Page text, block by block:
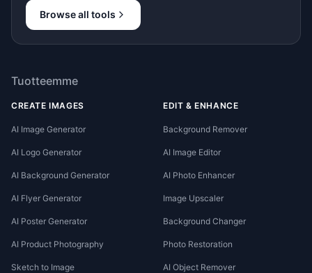
Browse all tools
Tuotteemme
CREATE IMAGES
AI Image Generator
AI Logo Generator
AI Background Generator
AI Flyer Generator
AI Poster Generator
AI Product Photography
Sketch to Image
EDIT & ENHANCE
Background Remover
AI Image Editor
AI Photo Enhancer
Image Upscaler
Background Changer
Photo Restoration
AI Object Remover